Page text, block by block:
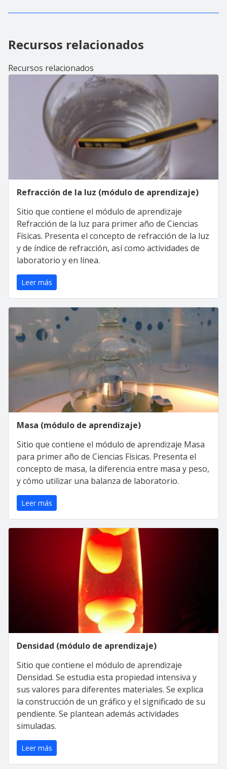
Recursos relacionados
Recursos relacionados
Refracción de la luz (módulo de aprendizaje)
Sitio que contiene el módulo de aprendizaje
Refracción de la luz para primer año de Ciencias
Físicas. Presenta el concepto de refracción de la luz
y de índice de refracción, así como actividades de
laboratorio y en línea.
Leer más
Masa (módulo de aprendizaje)
Sitio que contiene el módulo de aprendizaje Masa
para primer año de Ciencias Físicas. Presenta el
concepto de masa, la diferencia entre masa y peso,
y cómo utilizar una balanza de laboratorio.
Leer más
Densidad (módulo de aprendizaje)
Sitio que contiene el módulo de aprendizaje
Densidad. Se estudia esta propiedad intensiva y
sus valores para diferentes materiales. Se explica
la construcción de un gráfico y el significado de su
pendiente. Se plantean además actividades
simuladas.
Leer más